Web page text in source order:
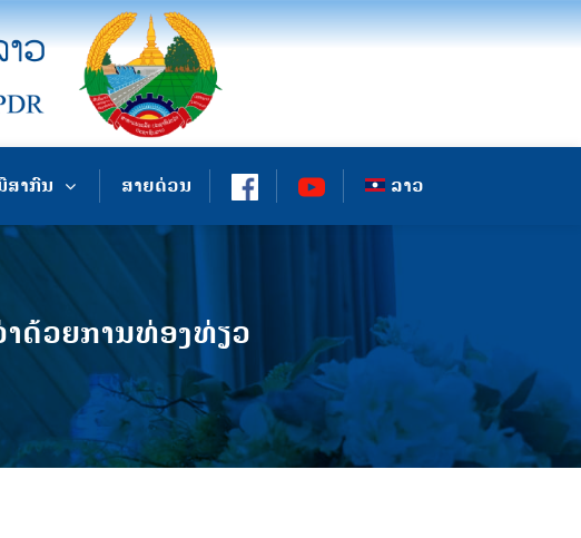
ສາກົນ ສາຍດ່ວນ ລາວ
ດ້ວຍການທ່ອງທ່ຽວ